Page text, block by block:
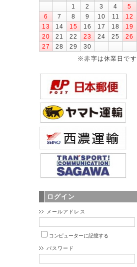
1
2 3 4
5
6
7 8 9 10 11
12
13
14 15 16 17 18
19
20
21 22 23 24 25
26
27
28 29
30
※赤字は休業日です
ログイン
メールアドレス
コンピューターに記憶する
パスワード